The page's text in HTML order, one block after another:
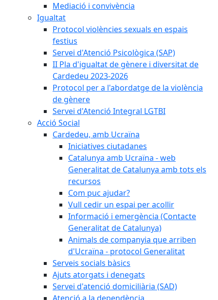
Mediació i convivència
Igualtat
Protocol violències sexuals en espais
festius
Servei d'Atenció Psicològica (SAP)
II Pla d'igualtat de gènere i diversitat de
Cardedeu 2023-2026
Protocol per a l'abordatge de la violència
de gènere
Servei d'Atenció Integral LGTBI
Acció Social
Cardedeu, amb Ucraïna
Iniciatives ciutadanes
Catalunya amb Ucraïna - web
Generalitat de Catalunya amb tots els
recursos
Com puc ajudar?
Vull cedir un espai per acollir
Informació i emergència (Contacte
Generalitat de Catalunya)
Animals de companyia que arriben
d'Ucraïna - protocol Generalitat
Serveis socials bàsics
Ajuts atorgats i denegats
Servei d'atenció domiciliària (SAD)